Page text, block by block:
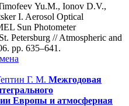
Yu.M., Ionov D.V.,
I. Aerosol Optical
Sun Photometer
Petersburg // Atmospheric and
pp. 635–641.
Г. М. Межгодовая
Европы и атмосферная